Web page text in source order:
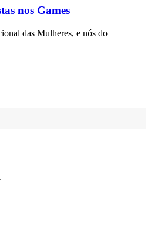
nos Games
das Mulheres, e nós do